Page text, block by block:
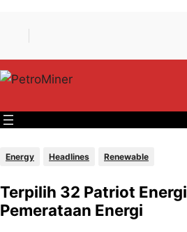
konten
content
Energy Headlines Renewable
Terpilih 32 Patriot
Pemerataan Energi